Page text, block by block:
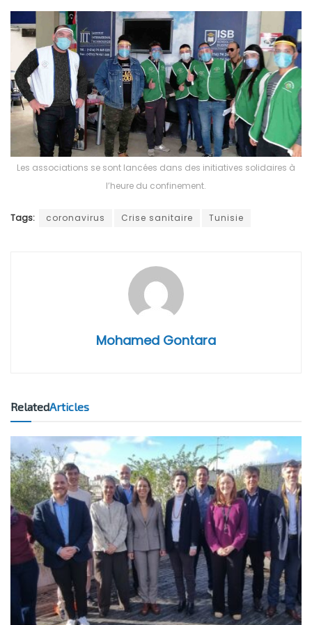
Les associations se sont lancées dans des initiatives solidaires à
l’heure du confinement.
Tags: coronavirus Crise sanitaire Tunisie
Mohamed Gontara
RelatedArticles